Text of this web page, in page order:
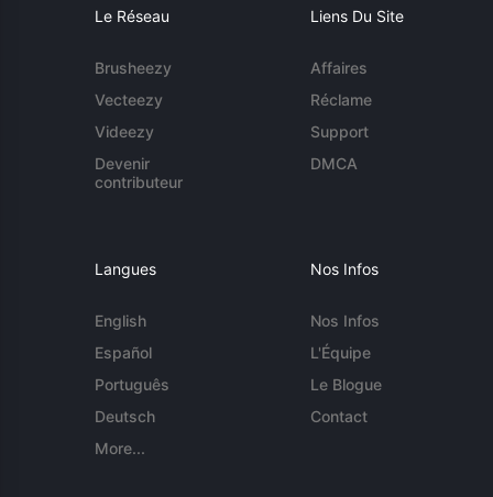
Le Réseau
Brusheezy
Vecteezy
Videezy
Devenir
contributeur
Liens Du Site
Affaires
Réclame
Support
DMCA
Langues
English
Español
Português
Deutsch
More...
Nos Infos
Nos Infos
L'Équipe
Le Blogue
Contact